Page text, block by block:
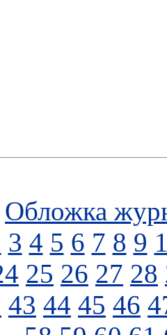
Обложка
3 4 5 6 7 8 9
25 26 27 28
43 44 45 46